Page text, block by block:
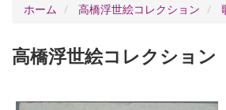
ホーム
高橋浮世絵コレクション
高橋浮世絵コレクション